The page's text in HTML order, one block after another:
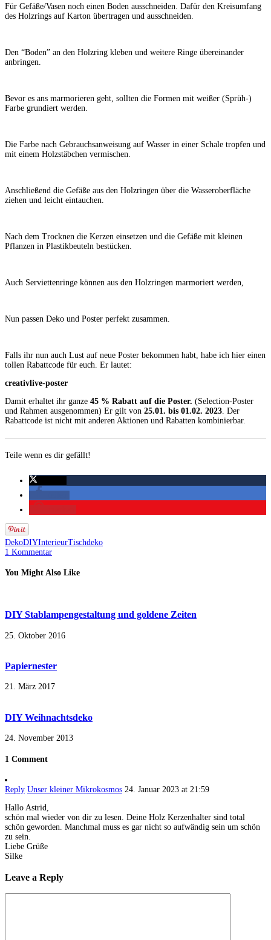
Für Gefäße/Vasen noch einen Boden ausschneiden. Dafür den Kreisumfang
des Holzrings auf Karton übertragen und ausschneiden.
Den “Boden” an den Holzring kleben und weitere Ringe übereinander
anbringen.
Bevor es ans marmorieren geht, sollten die Formen mit weißer (Sprüh-)
Farbe grundiert werden.
Die Farbe nach Gebrauchsanweisung auf Wasser in einer Schale tropfen und
mit einem Holzstäbchen vermischen.
Anschließend die Gefäße aus den Holzringen über die Wasseroberfläche
ziehen und leicht eintauchen.
Nach dem Trocknen die Kerzen einsetzen und die Gefäße mit kleinen
Pflanzen in Plastikbeuteln bestücken.
Auch Serviettenringe können aus den Holzringen marmoriert werden,
Nun passen Deko und Poster perfekt zusammen.
Falls ihr nun auch Lust auf neue Poster bekommen habt, habe ich hier einen
tollen Rabattcode für euch. Er lautet:
creativlive-poster
Damit erhaltet ihr ganze 45 % Rabatt auf die Poster. (Selection-Poster
und Rahmen ausgenommen) Er gilt von 25.01. bis 01.02. 2023 . Der
Rabattcode ist nicht mit anderen Aktionen und Rabatten kombinierbar.
Teile wenn es dir gefällt!
DekoDIYInterieurTischdeko
1 Kommentar
You Might Also Like
DIY Stablampengestaltung und goldene Zeiten
25. Oktober 2016
Papiernester
21. März 2017
DIY Weihnachtsdeko
24. November 2013
1 Comment
Reply Unser kleiner Mikrokosmos 24. Januar 2023 at 21:59
Hallo Astrid,
schön mal wieder von dir zu lesen. Deine Holz Kerzenhalter sind total
schön geworden. Manchmal muss es gar nicht so aufwändig sein um schön
zu sein.
Liebe Grüße
Silke
Leave a Reply